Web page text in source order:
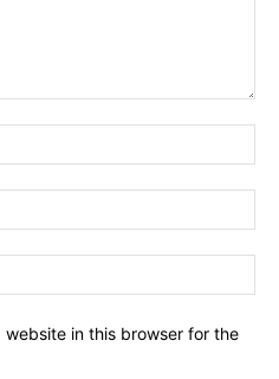
website in this browser for the